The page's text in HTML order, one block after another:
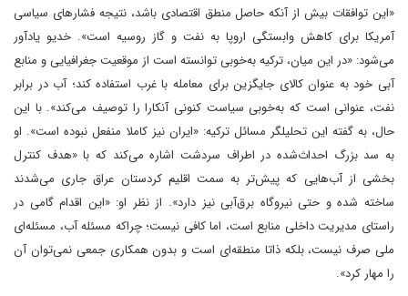
«این توافقات بیش از آنکه حاصل منطق اقتصادی باشد، نتیجه فشارهای سیاسی
آمریکا برای کاهش وابستگی اروپا به نفت و گاز روسیه است». خدیو یادآور
می‌شود: «در این میان، ترکیه به‌خوبی توانسته است از موقعیت جغرافیایی و منابع
آبی خود به عنوان کالای جایگزین برای معامله با غرب استفاده کند؛ آب در برابر
نفت، عنوانی است که به‌خوبی سیاست کنونی آنکارا را توصیف می‌کند». با این
حال، به گفته این تحلیلگر مسائل ترکیه: «ایران نیز کاملا منفعل نبوده است». او
به سد بزرگ احداث‌شده در اطراف سردشت اشاره می‌کند که با «هدف کنترل
بخشی از آب‌هایی که پیش‌تر به سمت اقلیم کردستان عراق جاری می‌شدند
ساخته شده و حتی نیروگاه برق‌آبی نیز دارد». از نظر او: «این اقدام گامی در
راستای مدیریت داخلی منابع است، اما کافی نیست؛ چراکه مسئله آب، مسئله‌ای
ملی صرف نیست، بلکه ذاتا منطقه‌ای است و بدون همکاری جمعی نمی‌توان آن
را مهار کرد».